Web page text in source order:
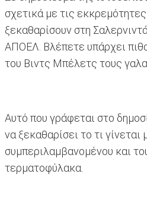
σχετικά με τις
ξεκαθαρίσουν στη
ΑΠΟΕΛ. Βλέπετε υπάρχει
του Βιντς Μπέλετς τους
Αυτό που γράφεται στο
να ξεκαθαρίσει το τι
συμπεριλαμβανομένου και
τερματοφύλακα.